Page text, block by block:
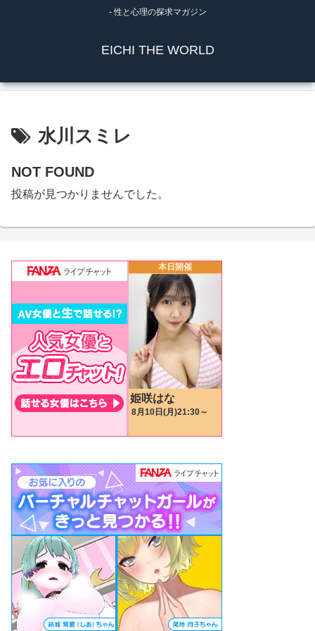
- 性と心理の探求マガジン
EICHI THE WORLD
水川スミレ
NOT FOUND
投稿が見つかりませんでした。